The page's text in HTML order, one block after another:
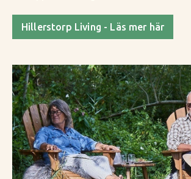
Hillerstorp Living - Läs mer här